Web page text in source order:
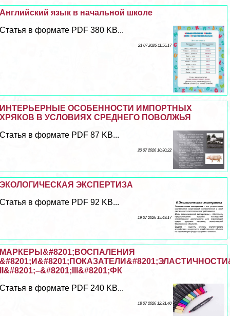
Английский язык в начальной школе
Статья в формате PDF 380 KB...
21 07 2026 11:56:17
ИНТЕРЬЕРНЫЕ ОСОБЕННОСТИ ИМПОРТНЫХ
ХРЯКОВ В УСЛОВИЯХ СРЕДНЕГО ПОВОЛЖЬЯ
Статья в формате PDF 87 KB...
20 07 2026 10:30:22
ЭКОЛОГИЧЕСКАЯ ЭКСПЕРТИЗА
Статья в формате PDF 92 KB...
19 07 2026 15:49:17
МАРКЕРЫ&#8201;ВОСПАЛЕНИЯ
II&#8201;–&#8201;III&#8201;ФК
Статья в формате PDF 240 KB...
18 07 2026 12:31:40